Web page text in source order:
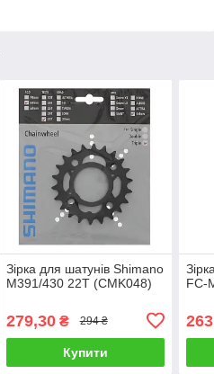
Зірка для шатунів Shimano
M391/430 22T (CMK048)
279,30₴ 294 ₴
Купити
FC-